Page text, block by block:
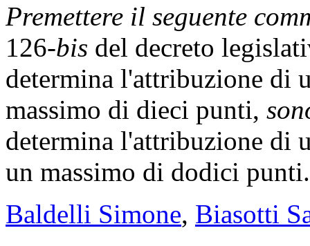
Premettere il seguente
126-bis del decreto
determina l'attribuzione di
massimo di dieci punti,
determina l'attribuzione di
un massimo di dodici punti.
Baldelli Simone, Biasotti